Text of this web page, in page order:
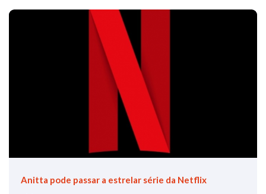
marioborim@radioupconquista.com.br
Anitta pode passar a estrelar série da Netflix